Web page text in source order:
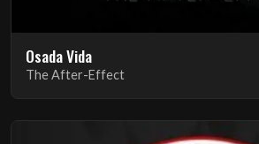
Osada Vida
The After-Effect